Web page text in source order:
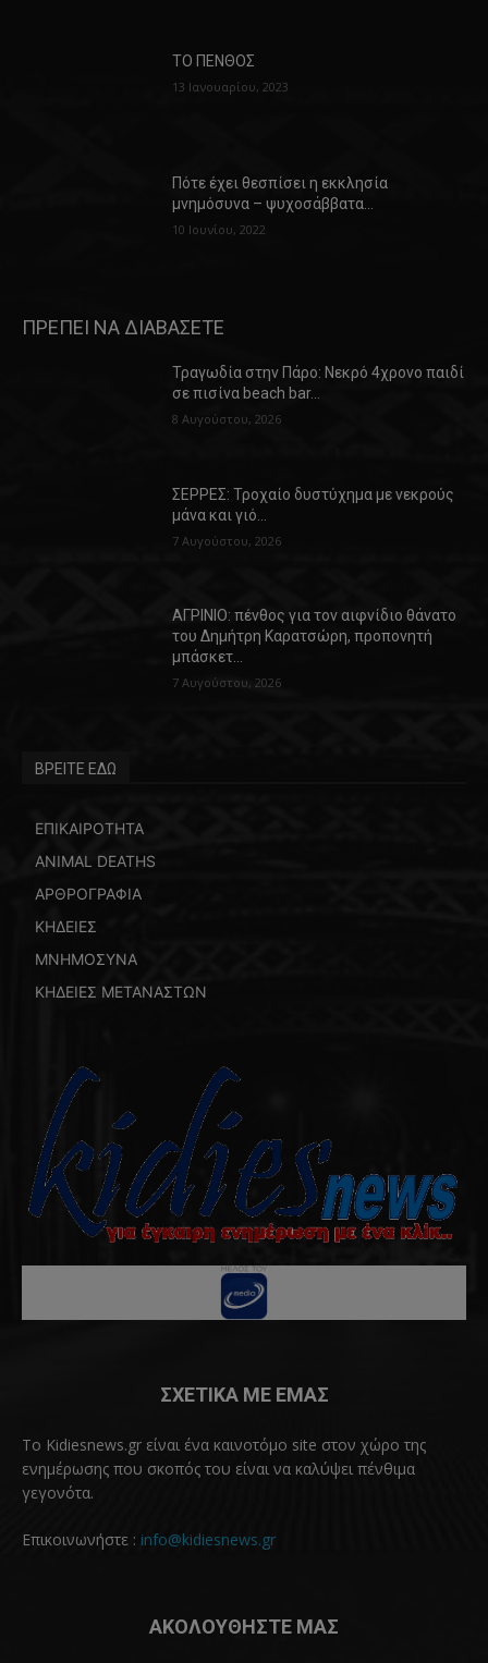
ΤΟ ΠΕΝΘΟΣ
13 Ιανουαρίου, 2023
Πότε έχει θεσπίσει η εκκλησία
μνημόσυνα – ψυχοσάββατα…
10 Ιουνίου, 2022
ΠΡΕΠΕΙ ΝΑ ΔΙΑΒΑΣΕΤΕ
Τραγωδία στην Πάρο: Νεκρό 4χρονο παιδί
σε πισίνα beach bar…
8 Αυγούστου, 2026
ΣΕΡΡΕΣ: Τροχαίο δυστύχημα με νεκρούς
μάνα και γιό…
7 Αυγούστου, 2026
ΑΓΡΙΝΙΟ: πένθος για τον αιφνίδιο θάνατο
του Δημήτρη Καρατσώρη, προπονητή
μπάσκετ…
7 Αυγούστου, 2026
ΒΡΕΙΤΕ ΕΔΩ
ΕΠΙΚΑΙΡΟΤΗΤΑ
ANIMAL DEATHS
ΑΡΘΡΟΓΡΑΦΙΑ
ΚΗΔΕΙΕΣ
ΜΝΗΜΟΣΥΝΑ
ΚΗΔΕΙΕΣ ΜΕΤΑΝΑΣΤΩΝ
ΣΧΕΤΙΚΑ ΜΕ ΕΜΑΣ
Το Kidiesnews.gr είναι ένα καινοτόμο site στον χώρο της
ενημέρωσης που σκοπός του είναι να καλύψει πένθιμα
γεγονότα.
Επικοινωνήστε : info@kidiesnews.gr
ΑΚΟΛΟΥΘΗΣΤΕ ΜΑΣ